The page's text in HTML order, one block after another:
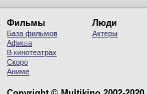
Фильмы
База фильмов
Афиша
В кинотеатрах
Скоро
Аниме
Люди
Актеры